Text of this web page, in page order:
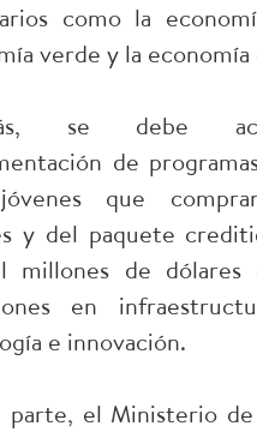
como la
verde y la
se debe
de
que
y del paquete
millones de dólares
en
e innovación.
parte, el Ministerio de